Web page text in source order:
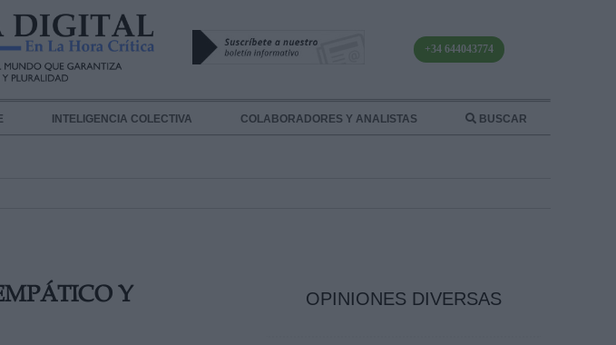
+34 644043774
INTELIGENCIA COLECTIVA COLABORADORES Y ANALISTAS BUSCAR
Y
OPINIONES DIVERSAS